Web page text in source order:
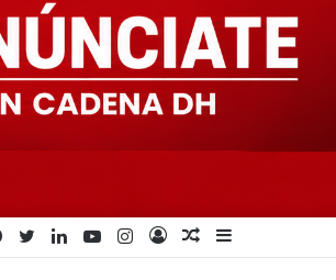
Barra
Publicación
Acceso
Instagram
YouTube
LinkedIn
Twitter
Facebook